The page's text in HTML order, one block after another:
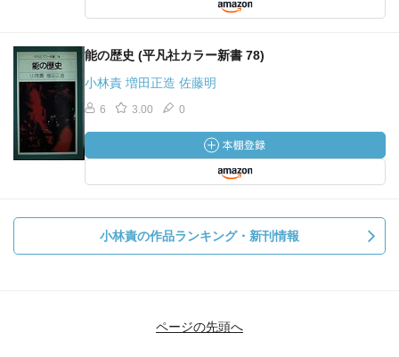
能の歴史 (平凡社カラー新書 78)
小林責 増田正造 佐藤明
6 3.00 0
小林責の作品ランキング・新刊情報
ページの先頭へ